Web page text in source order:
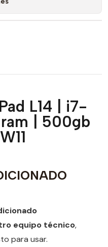
L14 | i7-
ram | 500gb
equipo técnico,
para usar.